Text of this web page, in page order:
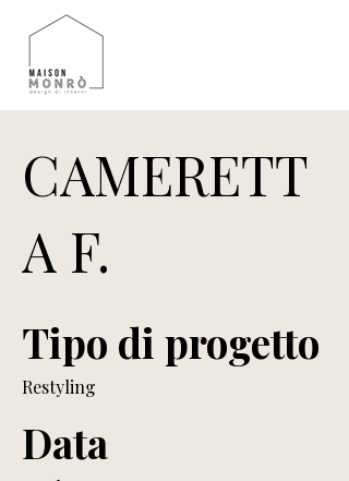
CAMERETT
A F.
Tipo di progetto
Restyling
Data